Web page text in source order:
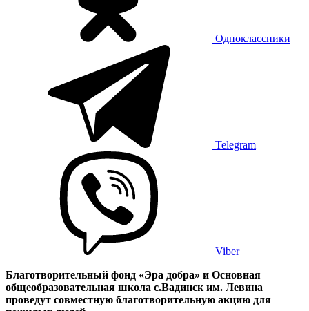
Одноклассники
Telegram
Viber
Благотворительный фонд «Эра добра» и Основная
общеобразовательная школа с.Вадинск им. Левина
проведут совместную благотворительную акцию для